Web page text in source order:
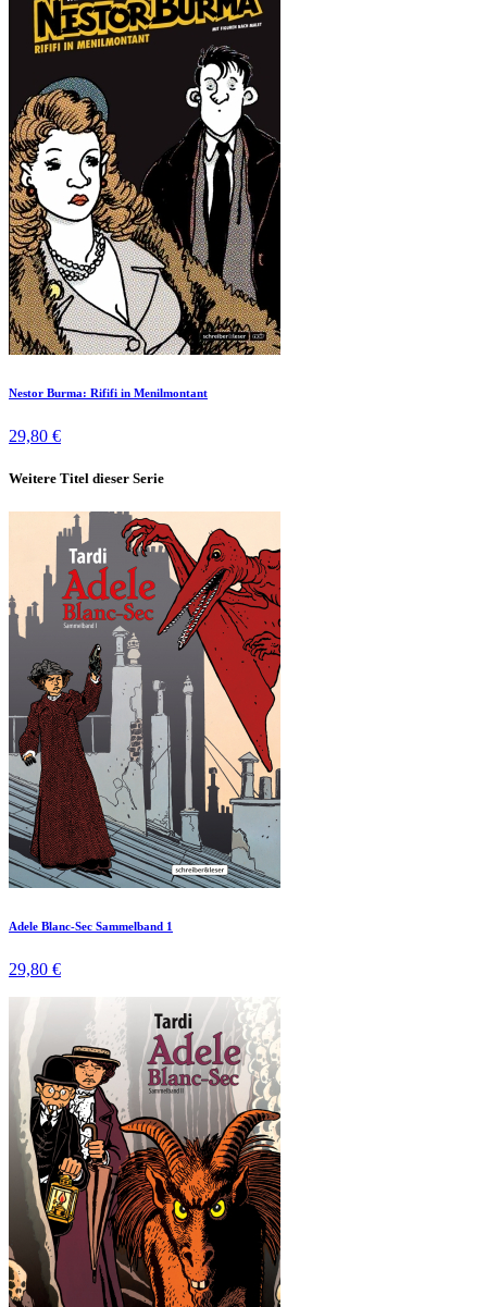
Nestor Burma: Rififi in Menilmontant
29,80 €
Weitere Titel dieser Serie
Adele Blanc-Sec Sammelband 1
29,80 €